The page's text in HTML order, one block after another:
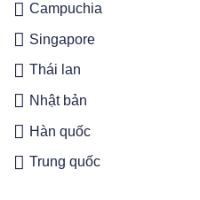
Campuchia
Singapore
Thái lan
Nhật bản
Hàn quốc
Trung quốc